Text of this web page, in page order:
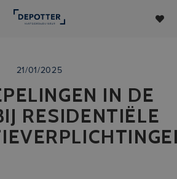
21/01/2025
IN DE
RESIDENTIËLE